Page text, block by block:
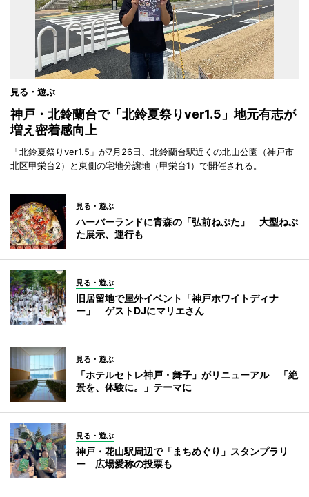
見る・遊ぶ
神戸・北鈴蘭台で「北鈴夏祭りver1.5」地元有志が
増え密着感向上
「北鈴夏祭りver1.5」が7月26日、北鈴蘭台駅近くの北山公園（神戸市
北区甲栄台2）と東側の宅地分譲地（甲栄台1）で開催される。
見る・遊ぶ
ハーバーランドに青森の「弘前ねぷた」 大型ねぷ
た展示、運行も
見る・遊ぶ
旧居留地で屋外イベント「神戸ホワイトディナ
ー」 ゲストDJにマリエさん
見る・遊ぶ
「ホテルセトレ神戸・舞子」がリニューアル 「絶
景を、体験に。」テーマに
見る・遊ぶ
神戸・花山駅周辺で「まちめぐり」スタンプラリ
ー 広場愛称の投票も